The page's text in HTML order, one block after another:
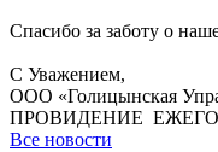
Спасибо за заботу о
С Уважением,
ООО «Голицынская
ПРОВИДЕНИЕ
Все новости